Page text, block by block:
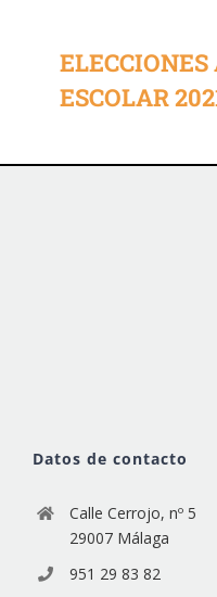
ELECCIONES
ESCOLAR
Datos de contacto
Calle Cerrojo, nº 5
29007 Málaga
951 29 83 82